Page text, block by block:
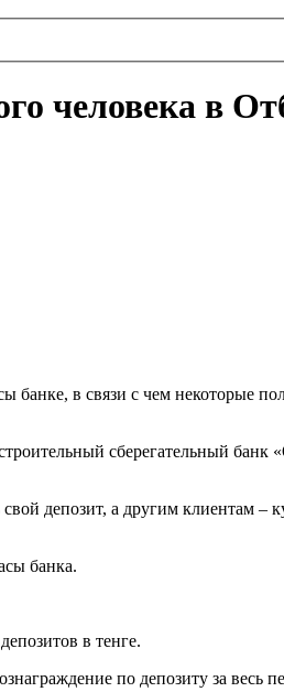
человека в
в связи с чем некоторые
сберегательный банк
депозит, а другим клиентам –
банка.
в тенге.
по депозиту за весь